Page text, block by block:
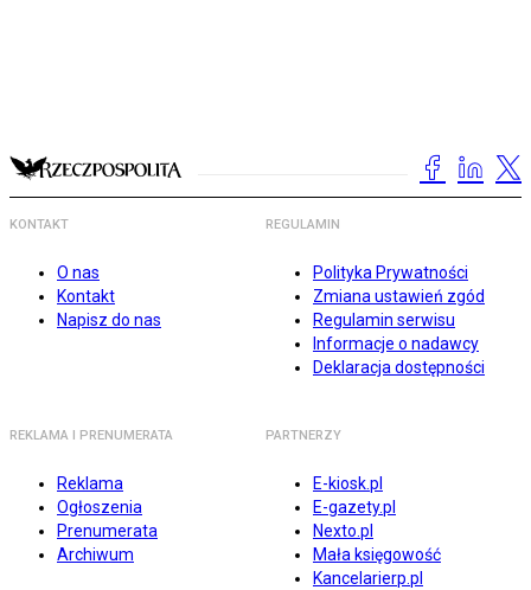
KONTAKT
O nas
Kontakt
Napisz do nas
REGULAMIN
Polityka Prywatności
Zmiana ustawień zgód
Regulamin serwisu
Informacje o nadawcy
Deklaracja dostępności
REKLAMA I PRENUMERATA
Reklama
Ogłoszenia
Prenumerata
Archiwum
PARTNERZY
E-kiosk.pl
E-gazety.pl
Nexto.pl
Mała księgowość
Kancelarierp.pl